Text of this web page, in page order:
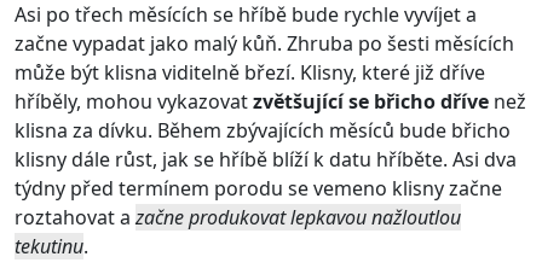
Asi po třech měsících se hříbě bude rychle vyvíjet a
začne vypadat jako malý kůň. Zhruba po šesti měsících
může být klisna viditelně březí. Klisny, které již dříve
hříběly, mohou vykazovatzvětšující se břicho dříve než
klisna za dívku. Během zbývajících měsíců bude břicho
klisny dále růst, jak se hříbě blíží k datu hříběte. Asi dva
týdny před termínem porodu se vemeno klisny začne
roztahovat azačne produkovat lepkavou nažloutlou
tekutinu.